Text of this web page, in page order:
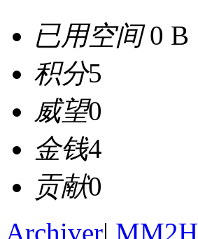
已用空间0 B
积分5
威望0
金钱4
贡献0
Archiver| MM2H